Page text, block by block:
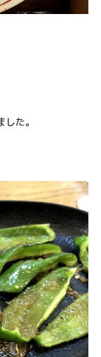
た。